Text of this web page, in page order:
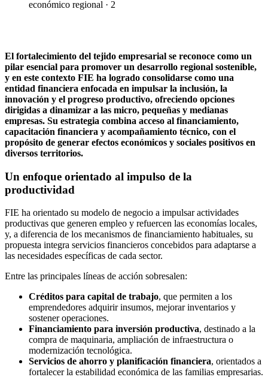
económico regional · 2
El fortalecimiento del tejido empresarial se reconoce como un
pilar esencial para promover un desarrollo regional sostenible,
y en este contexto FIE ha logrado consolidarse como una
entidad financiera enfocada en impulsar la inclusión, la
innovación y el progreso productivo, ofreciendo opciones
dirigidas a dinamizar a las micro, pequeñas y medianas
empresas. Su estrategia combina acceso al financiamiento,
capacitación financiera y acompañamiento técnico, con el
propósito de generar efectos económicos y sociales positivos en
diversos territorios.
Un enfoque orientado al impulso de la
productividad
FIE ha orientado su modelo de negocio a impulsar actividades
productivas que generen empleo y refuercen las economías locales,
y, a diferencia de los mecanismos de financiamiento habituales, su
propuesta integra servicios financieros concebidos para adaptarse a
las necesidades específicas de cada sector.
Entre las principales líneas de acción sobresalen:
Créditos para capital de trabajo, que permiten a los
emprendedores adquirir insumos, mejorar inventarios y
sostener operaciones.
Financiamiento para inversión productiva, destinado a la
compra de maquinaria, ampliación de infraestructura o
modernización tecnológica.
Servicios de ahorro y planificación financiera, orientados a
fortalecer la estabilidad económica de las familias empresarias.